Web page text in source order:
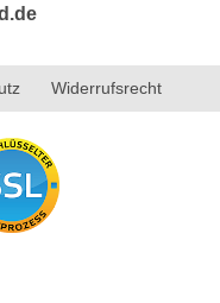
Widerrufsrecht